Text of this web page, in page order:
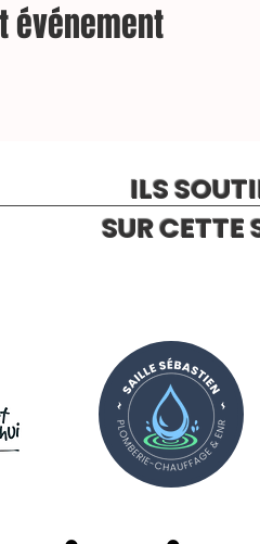
événement
ILS
SUR